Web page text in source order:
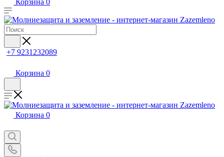
Корзина 0
+7 9231232089
Корзина 0
Корзина 0